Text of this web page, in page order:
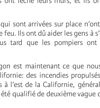
sont arrivées sur place
Ils ont dû aider les gens à
tard que les pompiers
est maintenant ce que
des incendies
à l’est de la Californie,
qualifié de deuxième vague